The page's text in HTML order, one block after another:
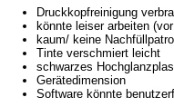
Druckkopfreinigung
könnte leiser arbeiten
kaum/ keine
Tinte verschmiert leicht
schwarzes
Gerätedimension
Software könnte